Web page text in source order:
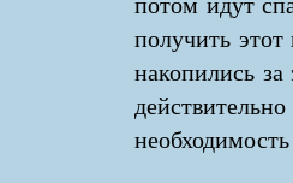
получить
накопились за